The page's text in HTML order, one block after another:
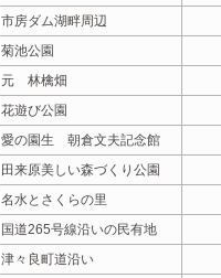
市房ダム湖畔周辺
菊池公園
元 林檎畑
花遊び公園
愛の園生 朝倉文夫記念館
田来原美しい森づくり公園
名水とさくらの里
国道265号線沿いの民有地
津々良町道沿い